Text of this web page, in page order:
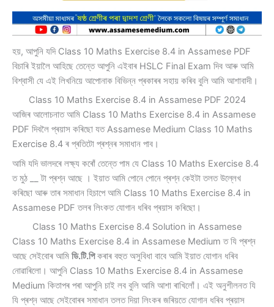
হয়, আপুনি যদি Class 10 Maths Exercise 8.4 in Assamese PDF
বিচাৰি ইয়ালৈ আহিছে তেন্তে আপুনি এইবাৰ HSLC Final Exam দিব আৰু আমি
বিশ্বাসী যে এই লিখনিয়ে আপোনাক বিভিন্ন প্ৰকাৰৰ সহায় কৰিব বুলি আমি আশাবাদী।
Class 10 Maths Exercise 8.4 in Assamese PDF 2024
আজিৰ আলোচনাত আমি Class 10 Maths Exercise 8.4 in Assamese
PDF দিবলৈ প্ৰয়াস কৰিছো যত Assamese Medium Class 10 Maths
Exercise 8.4 ৰ প্ৰতিটো প্ৰশ্নৰ সমাধান পাব।
আমি যদি ভালদৰে লক্ষ্য কৰোঁ তেন্তে পাম যে Class 10 Maths Exercise 8.4
ত মুঠ __ টা প্ৰশ্ন আছে । ইয়াত আমি পোনে পোনে প্ৰশ্ন কেইটা তলত উল্লেখ
কৰিছো আৰু তাৰ সমাধান হিচাপে আমি Class 10 Maths Exercise 8.4 in
Assamese PDF তলৰ লিংকত যোগান ধৰিব প্ৰয়াস কৰিছো।
Class 10 Maths Exercise 8.4 Solution in Assamese
Class 10 Maths Exercise 8.4 in Assamese Medium ত যি প্ৰশ্ন
আছে সেইবোৰ আমি ডি.টি.পিকৰাৰ বহুত অসুবিধা বাবে আমি ইয়াত যোগান ধৰিব
নোৱাৰিলো। আপুনি Class 10 Maths Exercise 8.4 in Assamese
Medium কিতাপৰ পৰা আপুনি চাই লব বুলি আমি আশা ৰাখিলোঁ। এই অনুশীলনত যি
যি প্ৰশ্ন আছে সেইবোৰৰ সমাধান তলত দিয়া লিংকৰ জৰিয়তে যোগান ধৰিব প্ৰয়াস